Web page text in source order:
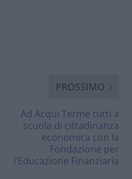
PROSSIMO
Ad Acqui Terme tutti a
scuola di cittadinanza
economica con la
Fondazione per
l’Educazione Finanziaria